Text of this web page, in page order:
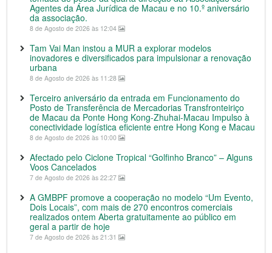
Agentes da Área Jurídica de Macau e no 10.º aniversário
da associação.
8 de Agosto de 2026 às 12:04
Tam Vai Man instou a MUR a explorar modelos
inovadores e diversificados para impulsionar a renovação
urbana
8 de Agosto de 2026 às 11:28
Terceiro aniversário da entrada em Funcionamento do
Posto de Transferência de Mercadorias Transfronteiriço
de Macau da Ponte Hong Kong-Zhuhai-Macau Impulso à
conectividade logística eficiente entre Hong Kong e Macau
8 de Agosto de 2026 às 10:00
Afectado pelo Ciclone Tropical “Golfinho Branco” – Alguns
Voos Cancelados
7 de Agosto de 2026 às 22:27
A GMBPF promove a cooperação no modelo “Um Evento,
Dois Locais”, com mais de 270 encontros comerciais
realizados ontem Aberta gratuitamente ao público em
geral a partir de hoje
7 de Agosto de 2026 às 21:31